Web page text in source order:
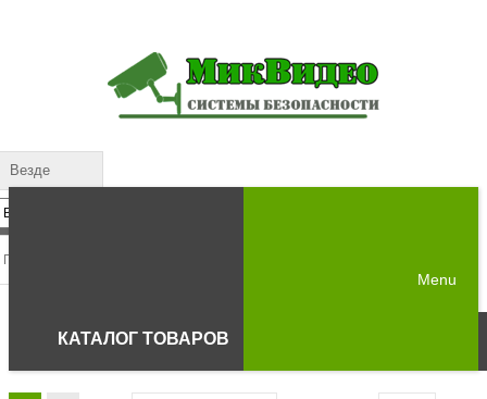
Везде
КАТАЛОГ ТОВАРОВ
Menu